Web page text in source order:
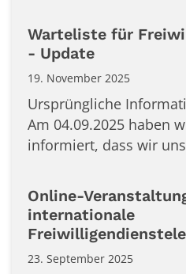
Warteliste für
- Update
19. November 2025
Ursprüngliche
Am 04.09.2025 haben
informiert, dass wir
Online-
internationale
23. September 2025